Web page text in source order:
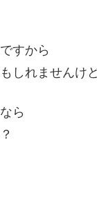
すから
しれませんけど
ら